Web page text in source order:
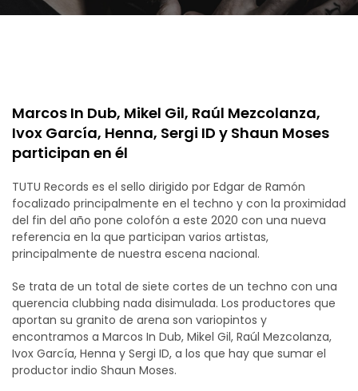
Marcos In Dub, Mikel Gil, Raúl Mezcolanza,
Ivox García, Henna, Sergi ID y Shaun Moses
participan en él
TUTU Records es el sello dirigido por Edgar de Ramón
focalizado principalmente en el techno y con la proximidad
del fin del año pone colofón a este 2020 con una nueva
referencia en la que participan varios artistas,
principalmente de nuestra escena nacional.
Se trata de un total de siete cortes de un techno con una
querencia clubbing nada disimulada. Los productores que
aportan su granito de arena son variopintos y
encontramos a Marcos In Dub, Mikel Gil, Raúl Mezcolanza,
Ivox García, Henna y Sergi ID, a los que hay que sumar el
productor indio Shaun Moses.